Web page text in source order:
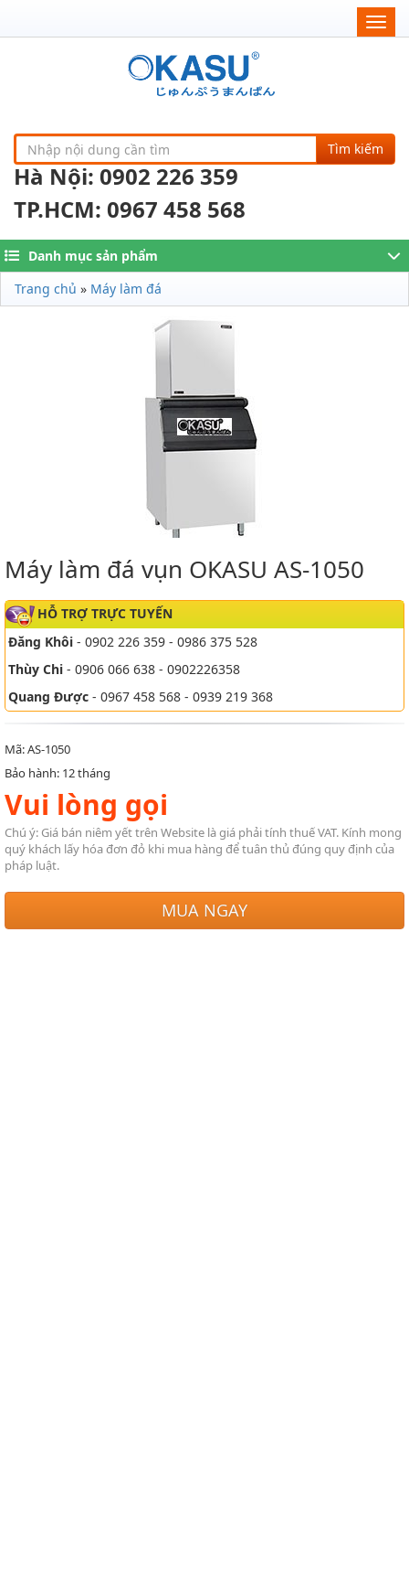
Tìm kiếm
Hà Nội: 0902 226 359
TP.HCM: 0967 458 568
Danh mục sản phẩm
Trang chủ » Máy làm đá
Máy làm đá vụn OKASU AS-1050
HỖ TRỢ TRỰC TUYẾN
Đăng Khôi - 0902 226 359 - 0986 375 528
Thùy Chi - 0906 066 638 - 0902226358
Quang Được - 0967 458 568 - 0939 219 368
Mã: AS-1050
Bảo hành: 12 tháng
Vui lòng gọi
Chú ý: Giá bán niêm yết trên Website là giá phải tính thuế VAT. Kính mong
quý khách lấy hóa đơn đỏ khi mua hàng để tuân thủ đúng quy định của
pháp luật.
MUA NGAY